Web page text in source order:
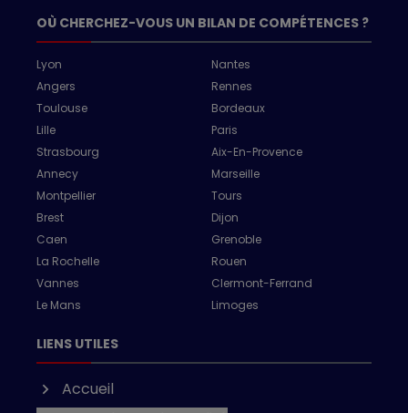
OÙ CHERCHEZ-VOUS UN BILAN DE COMPÉTENCES ?
Lyon
Nantes
Angers
Rennes
Toulouse
Bordeaux
Lille
Paris
Strasbourg
Aix-En-Provence
Annecy
Marseille
Montpellier
Tours
Brest
Dijon
Caen
Grenoble
La Rochelle
Rouen
Vannes
Clermont-Ferrand
Le Mans
Limoges
LIENS UTILES
Accueil